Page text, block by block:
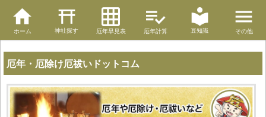
ホーム 神社探す 厄年早見表 厄年計算 豆知識 その他
厄年・厄除け厄祓いドットコム